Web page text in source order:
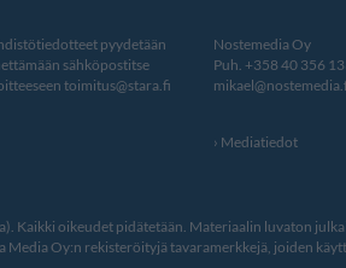
pyydetään
sähköpostitse
toimitus@stara.fi
Nostemedia Oy
Puh. +358 40 356
Mediatiedot
Kaikki oikeudet pidätetään. Materiaalin luvaton
Oy:n rekisteröityjä tavaramerkkejä, joiden